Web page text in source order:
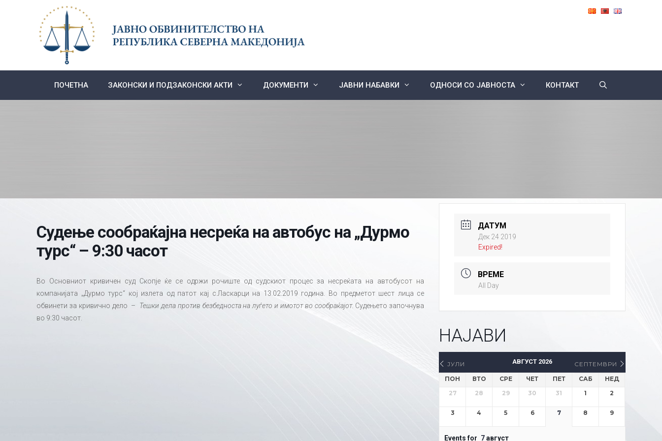
ПОЧЕТНА ЗАКОНСКИ И ПОДЗАКОНСКИ АКТИ ДОКУМЕНТИ ЈАВНИ НАБАВКИ ОДНОСИ СО ЈАВНОСТА КОНТАКТ
Судење сообраќајна несреќа на автобус на „Дурмо
турс“ – 9:30 часот
Во Основниот кривичен суд Скопје ќе се одржи рочиште од судскиот процес за несреќата на автобусот на
компанијата „Дурмо турс“ кој излета од патот кај с.Ласкарци на 13.02.2019 година. Во предметот шест лица се
обвинети за кривично дело – Тешки дела против безбедноста на луѓето и имотот во сообраќајот. Судењето започнува
во 9:30 часот.
ДАТУМ
Дек 24 2019
Expired!
ВРЕМЕ
All Day
НАЈАВИ
ЈУЛИ АВГУСТ 2026
СЕПТЕМВРИ
ПОН
ВТО СРЕ ЧЕТ ПЕТ САБ
НЕД
27
28 29 30 31 1 2
3 4 5 6 7 8 9
Events for 7август